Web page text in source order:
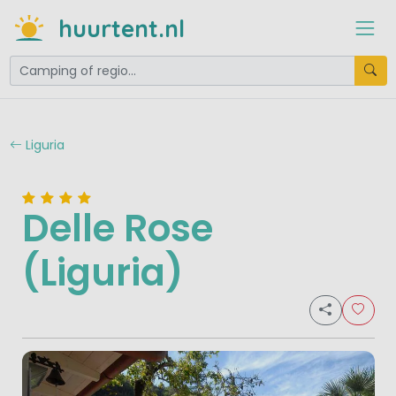
huurtent.nl
Liguria
Delle Rose
(Liguria)